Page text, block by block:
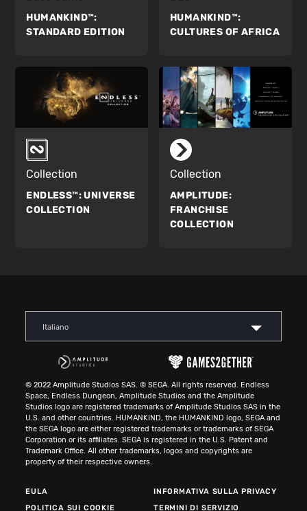
HUMANKIND™:
STANDARD EDITION
HUMANKIND™:
CULTURES OF AFRICA
Collection
ENDLESS™: UNIVERSE
COLLECTION
Collection
AMPLITUDE:
FRANCHISE
COLLECTION
Italiano
© 2022 Amplitude Studios SAS. © SEGA. All rights reserved. Endless
Space, Endless Dungeon, Amplitude Studios and the Amplitude
Studios logo are registered trademarks of Amplitude Studios SAS in the
U.S. and other countries. HUMANKIND, the HUMANKIND logo, SEGA and
the SEGA logo are either registered trademarks or trademarks of SEGA
Corporation or its affiliates. SEGA is registered in the U.S. Patent and
Trademark Office. All other trademarks, logos and copyrights are
property of their respective owners.
EULA
INFORMATIVA SULLA PRIVACY
POLITICA SUI COOKIE
TERMINI DI SERVIZIO